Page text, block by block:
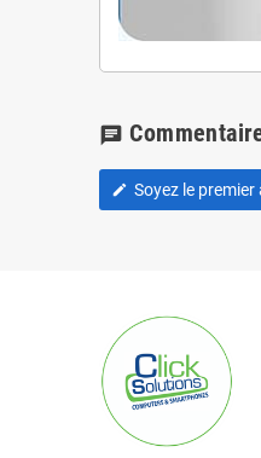
chat
edit Soyez le